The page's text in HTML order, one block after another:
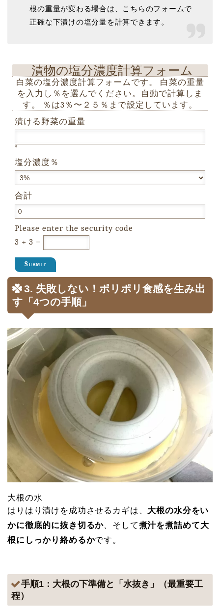
根の重量が変わる場合は、こちらのフォームで
正確な下漬けの塩分量を計算できます。
漬物の塩分濃度計算フォーム
白菜の塩分濃度計算フォームです。 白菜の重量
を入力し％を選んでください。自動で計算しま
す。 ％は3％〜２５％まで設定しています。
漬ける野菜の重量
*
塩分濃度％
合計
Please enter the security code
3 + 3 =
Submit
3. 失敗しない！ポリポリ食感を生み出
す「4つの手順」
大根の水
はりはり漬けを成功させるカギは、 大根の水分をい
かに徹底的に抜き切るか、そして煮汁を煮詰めて大
根にしっかり絡めるかです。
手順1：大根の下準備と「水抜き」（最重要工
程）